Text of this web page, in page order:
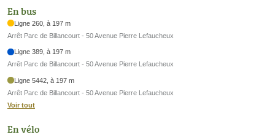
En bus
Ligne 260, à 197 m
Arrêt Parc de Billancourt - 50 Avenue Pierre Lefaucheux
Ligne 389, à 197 m
Arrêt Parc de Billancourt - 50 Avenue Pierre Lefaucheux
Ligne 5442, à 197 m
Arrêt Parc de Billancourt - 50 Avenue Pierre Lefaucheux
Voir tout
En vélo